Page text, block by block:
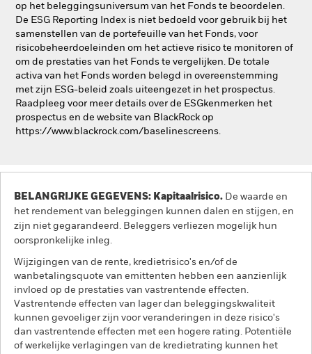
op het beleggingsuniversum van het Fonds te beoordelen.
De ESG Reporting Index is niet bedoeld voor gebruik bij het
samenstellen van de portefeuille van het Fonds, voor
risicobeheerdoeleinden om het actieve risico te monitoren of
om de prestaties van het Fonds te vergelijken. De totale
activa van het Fonds worden belegd in overeenstemming
met zijn ESG-beleid zoals uiteengezet in het prospectus.
Raadpleeg voor meer details over de ESGkenmerken het
prospectus en de website van BlackRock op
https://www.blackrock.com/baselinescreens.
BELANGRIJKE GEGEVENS: Kapitaalrisico. De waarde en
het rendement van beleggingen kunnen dalen en stijgen, en
zijn niet gegarandeerd. Beleggers verliezen mogelijk hun
oorspronkelijke inleg.
Wijzigingen van de rente, kredietrisico's en/of de
wanbetalingsquote van emittenten hebben een aanzienlijk
invloed op de prestaties van vastrentende effecten.
Vastrentende effecten van lager dan beleggingskwaliteit
kunnen gevoeliger zijn voor veranderingen in deze risico's
dan vastrentende effecten met een hogere rating. Potentiële
of werkelijke verlagingen van de kredietrating kunnen het